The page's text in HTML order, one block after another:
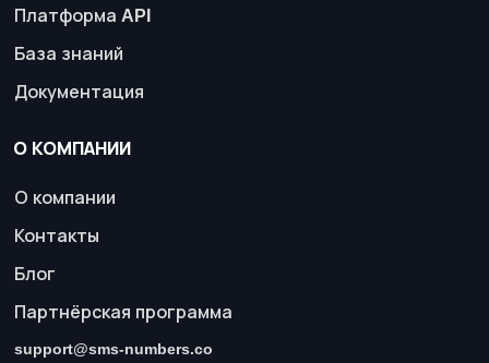
Платформа API
База знаний
Документация
О КОМПАНИИ
О компании
Контакты
Блог
Партнёрская программа
support@sms-numbers.co